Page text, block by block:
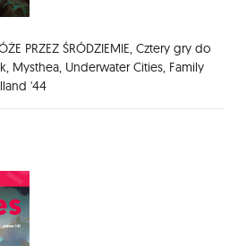
PRZEZ ŚRÓDZIEMIE, Cztery gry do
Mysthea, Underwater Cities, Family
'44